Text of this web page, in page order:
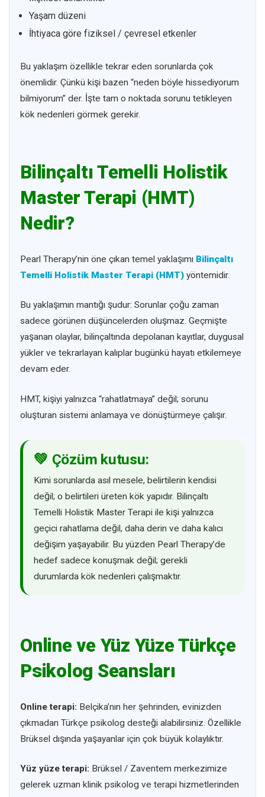
Yaşam düzeni
İhtiyaca göre fiziksel / çevresel etkenler
Bu yaklaşım özellikle tekrar eden sorunlarda çok
önemlidir. Çünkü kişi bazen “neden böyle hissediyorum
bilmiyorum” der. İşte tam o noktada sorunu tetikleyen
kök nedenleri görmek gerekir.
Bilinçaltı Temelli Holistik
Master Terapi (HMT)
Nedir?
Pearl Therapy’nin öne çıkan temel yaklaşımı Bilinçaltı
Temelli Holistik Master Terapi (HMT) yöntemidir.
Bu yaklaşımın mantığı şudur: Sorunlar çoğu zaman
sadece görünen düşüncelerden oluşmaz. Geçmişte
yaşanan olaylar, bilinçaltında depolanan kayıtlar, duygusal
yükler ve tekrarlayan kalıplar bugünkü hayatı etkilemeye
devam eder.
HMT, kişiyi yalnızca “rahatlatmaya” değil; sorunu
oluşturan sistemi anlamaya ve dönüştürmeye çalışır.
💚 Çözüm kutusu:
Kimi sorunlarda asıl mesele, belirtilerin kendisi
değil; o belirtileri üreten kök yapıdır. Bilinçaltı
Temelli Holistik Master Terapi ile kişi yalnızca
geçici rahatlama değil, daha derin ve daha kalıcı
değişim yaşayabilir. Bu yüzden Pearl Therapy’de
hedef sadece konuşmak değil; gerekli
durumlarda kök nedenleri çalışmaktır.
Online ve Yüz Yüze Türkçe
Psikolog Seansları
Online terapi: Belçika’nın her şehrinden, evinizden
çıkmadan Türkçe psikolog desteği alabilirsiniz. Özellikle
Brüksel dışında yaşayanlar için çok büyük kolaylıktır.
Yüz yüze terapi: Brüksel / Zaventem merkezimize
gelerek uzman klinik psikolog ve terapi hizmetlerinden